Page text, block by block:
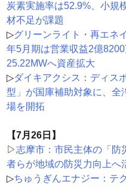
炭素実施率は52.9%、小規
材不足が課題
▷グリーンライト・再エネ
年5月期は営業収益2億
25.22MWへ資産拡大
▷ダイキアクシス：ディス
型」が国庫補助対象に、全
場を開拓
【7月26日】
▷志摩市：市民主体の「防
者らが地域の防災力向上へ
▷ちゅうぎんエナジー：テ